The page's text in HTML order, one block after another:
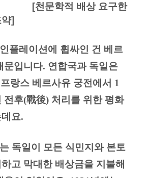
[천문학적 배상 요구한
약]
문입니다. 연합국과 독일은
랑스 베르사유 궁전에서 1
전후(戰後) 처리를 위한 평화
요.
고 막대한 배상금을 지불해